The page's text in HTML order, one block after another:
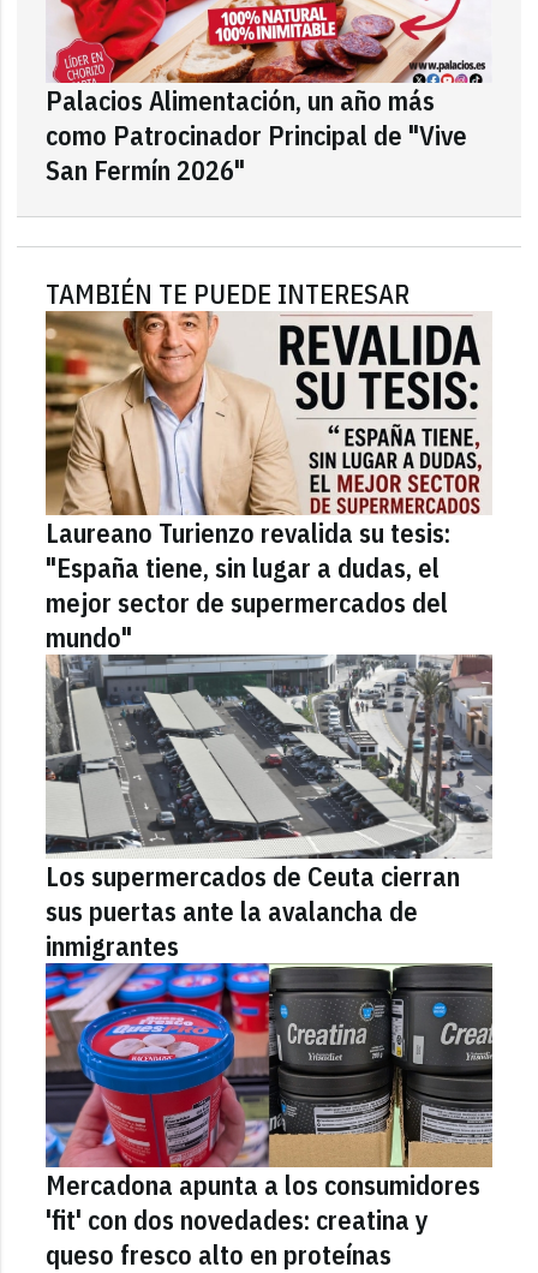
Palacios Alimentación, un año más
como Patrocinador Principal de "Vive
San Fermín 2026"
TAMBIÉN TE PUEDE INTERESAR
Laureano Turienzo revalida su tesis:
"España tiene, sin lugar a dudas, el
mejor sector de supermercados del
mundo"
Los supermercados de Ceuta cierran
sus puertas ante la avalancha de
inmigrantes
Mercadona apunta a los consumidores
'fit' con dos novedades: creatina y
queso fresco alto en proteínas